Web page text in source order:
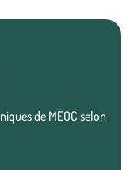
de MEOC selon